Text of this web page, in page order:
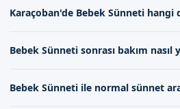
önemlidir.
Bebeklerin iyileşme hızı ve süreci
önemlidir.
Karaçoban'de Bebek Sünneti hangi
tarafından yapılmaktadır. Doktorumuz,
önlemleri alır.
Bebek Sünneti sonrası bakım nasıl
önemlidir. Doktorumuzun
Bebek Sünneti ile normal sünnet